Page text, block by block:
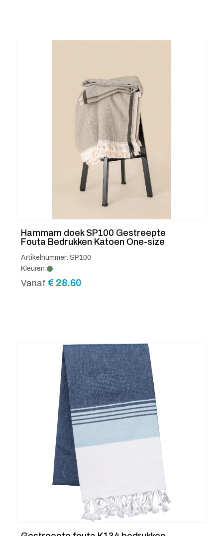
Hammam doek SP100 Gestreepte
Fouta Bedrukken Katoen One-size
Artikelnummer: SP100
Kleuren:
Vanaf € 28.60